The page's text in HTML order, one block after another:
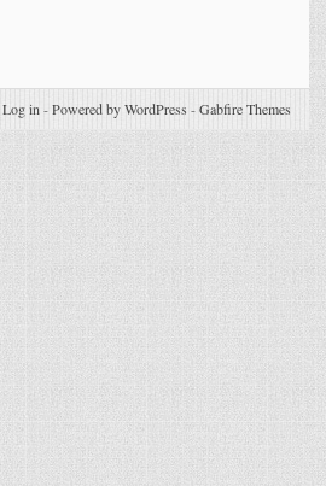
Log in-Powered by WordPress -Gabfire Themes